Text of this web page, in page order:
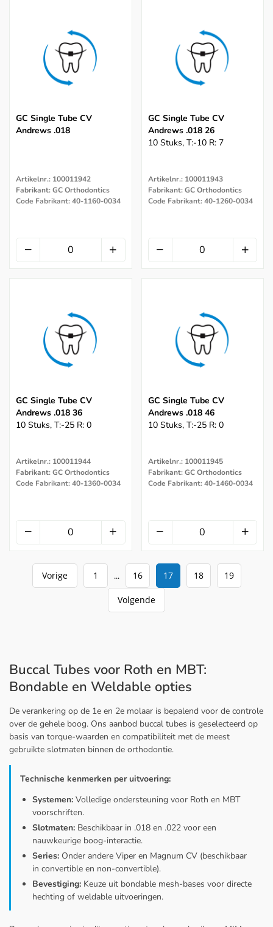
GC Single Tube CV
Andrews .018
Artikelnr.: 100011942
Fabrikant: GC Orthodontics
Code Fabrikant: 40-1160-0034
GC Single Tube CV
Andrews .018 26
10 Stuks, T:-10 R: 7
Artikelnr.: 100011943
Fabrikant: GC Orthodontics
Code Fabrikant: 40-1260-0034
GC Single Tube CV
Andrews .018 36
10 Stuks, T:-25 R: 0
Artikelnr.: 100011944
Fabrikant: GC Orthodontics
Code Fabrikant: 40-1360-0034
GC Single Tube CV
Andrews .018 46
10 Stuks, T:-25 R: 0
Artikelnr.: 100011945
Fabrikant: GC Orthodontics
Code Fabrikant: 40-1460-0034
Vorige 1 ... 16 17 18 19
Volgende
Buccal Tubes voor Roth en MBT:
Bondable en Weldable opties
De verankering op de 1e en 2e molaar is bepalend voor de controle
over de gehele boog. Ons aanbod buccal tubes is geselecteerd op
basis van torque-waarden en compatibiliteit met de meest
gebruikte slotmaten binnen de orthodontie.
Technische kenmerken per uitvoering:
Systemen: Volledige ondersteuning voor Roth en MBT
voorschriften.
Slotmaten: Beschikbaar in .018 en .022 voor een
nauwkeurige boog-interactie.
Series: Onder andere Viper en Magnum CV (beschikbaar
in convertible en non-convertible).
Bevestiging: Keuze uit bondable mesh-bases voor directe
hechting of weldable uitvoeringen.